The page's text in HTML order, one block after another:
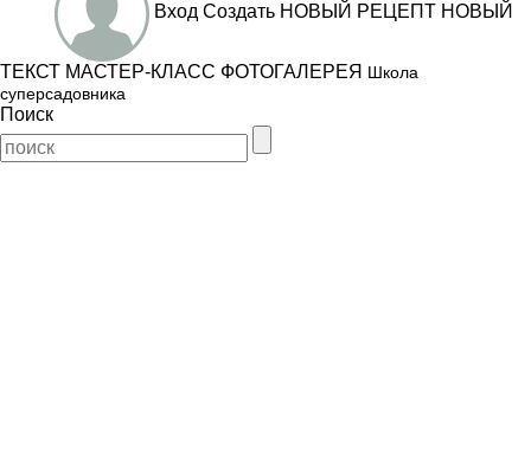
Вход Создать НОВЫЙ РЕЦЕПТ НОВЫЙ
ТЕКСТ МАСТЕР-КЛАСС ФОТОГАЛЕРЕЯ Школа
суперсадовника
Поиск